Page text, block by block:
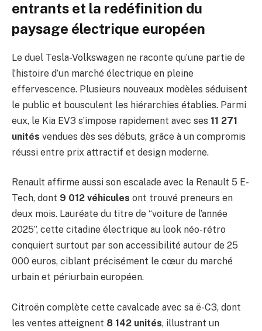
entrants et la redéfinition du
paysage électrique européen
Le duel Tesla-Volkswagen ne raconte qu’une partie de
l’histoire d’un marché électrique en pleine
effervescence. Plusieurs nouveaux modèles séduisent
le public et bousculent les hiérarchies établies. Parmi
eux, le Kia EV3 s’impose rapidement avec ses 11 271
unités vendues dès ses débuts, grâce à un compromis
réussi entre prix attractif et design moderne.
Renault affirme aussi son escalade avec la Renault 5 E-
Tech, dont 9 012 véhicules ont trouvé preneurs en
deux mois. Lauréate du titre de “voiture de l’année
2025”, cette citadine électrique au look néo-rétro
conquiert surtout par son accessibilité autour de 25
000 euros, ciblant précisément le cœur du marché
urbain et périurbain européen.
Citroën complète cette cavalcade avec sa ë-C3, dont
les ventes atteignent 8 142 unités, illustrant un